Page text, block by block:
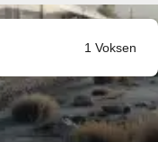
1 Voksen